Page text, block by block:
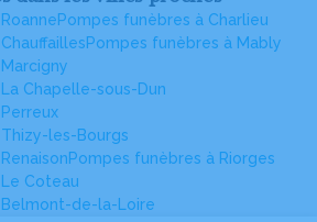
Pompes funèbres à Charlieu
Pompes funèbres à Mably
Chapelle-sous-Dun
les-Bourgs
Pompes funèbres à Riorges
Coteau
de-la-Loire